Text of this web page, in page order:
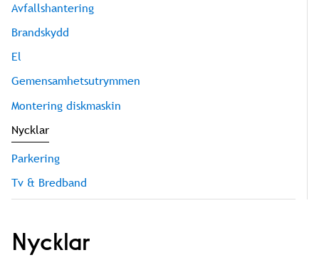
Avfallshantering
Brandskydd
El
Gemensamhetsutrymmen
Montering diskmaskin
Nycklar
Parkering
Tv & Bredband
Nycklar